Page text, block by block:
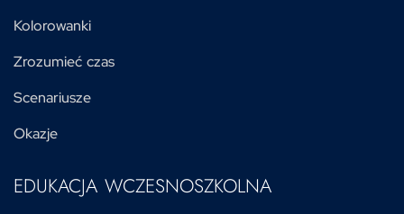
Kolorowanki
Zrozumieć czas
Scenariusze
Okazje
EDUKACJA WCZESNOSZKOLNA